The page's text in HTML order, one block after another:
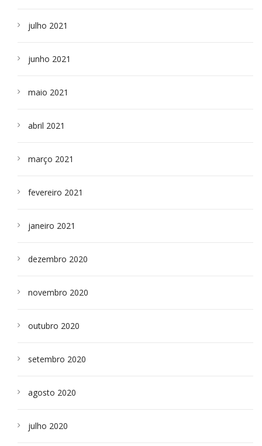
julho 2021
junho 2021
maio 2021
abril 2021
março 2021
fevereiro 2021
janeiro 2021
dezembro 2020
novembro 2020
outubro 2020
setembro 2020
agosto 2020
julho 2020